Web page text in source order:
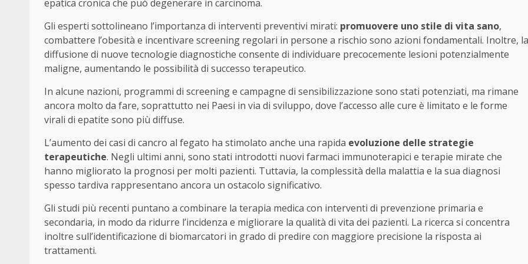
epatica cronica che può degenerare in carcinoma.
Gli esperti sottolineano l’importanza di interventi preventivi mirati: promuovere uno stile di vita sano,
combattere l’obesità e incentivare screening regolari in persone a rischio sono azioni fondamentali. Inoltre, la
diffusione di nuove tecnologie diagnostiche consente di individuare precocemente lesioni potenzialmente
maligne, aumentando le possibilità di successo terapeutico.
In alcune nazioni, programmi di screening e campagne di sensibilizzazione sono stati potenziati, ma rimane
ancora molto da fare, soprattutto nei Paesi in via di sviluppo, dove l’accesso alle cure è limitato e le forme
virali di epatite sono più diffuse.
L’aumento dei casi di cancro al fegato ha stimolato anche una rapida evoluzione delle strategie
terapeutiche. Negli ultimi anni, sono stati introdotti nuovi farmaci immunoterapici e terapie mirate che
hanno migliorato la prognosi per molti pazienti. Tuttavia, la complessità della malattia e la sua diagnosi
spesso tardiva rappresentano ancora un ostacolo significativo.
Gli studi più recenti puntano a combinare la terapia medica con interventi di prevenzione primaria e
secondaria, in modo da ridurre l’incidenza e migliorare la qualità di vita dei pazienti. La ricerca si concentra
inoltre sull’identificazione di biomarcatori in grado di predire con maggiore precisione la risposta ai
trattamenti.